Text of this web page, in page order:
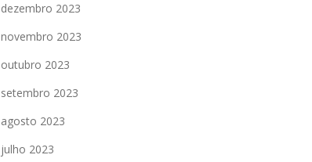
dezembro 2023
novembro 2023
outubro 2023
setembro 2023
agosto 2023
julho 2023